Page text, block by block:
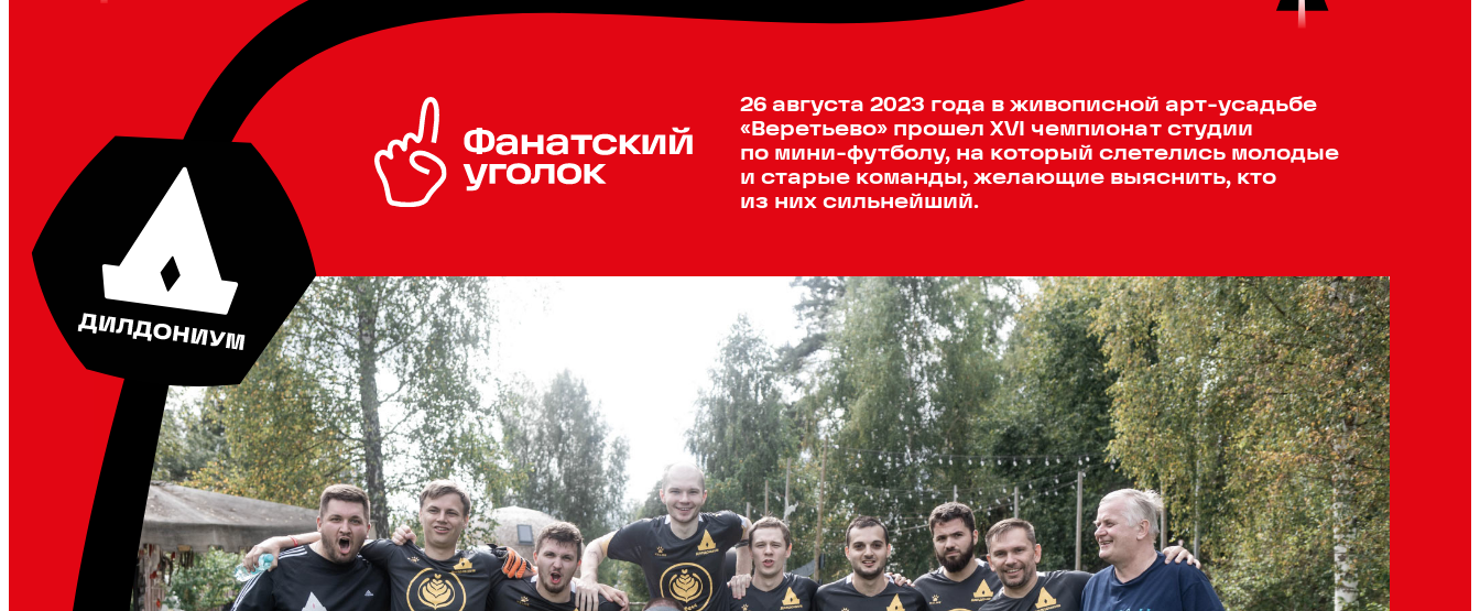
26 августа 2023 года в живописной арт-усадьбе
«Веретьево» прошел XVI чемпионат студии
по мини-футболу, на который слетелись молодые
и старые команды, желающие выяснить, кто
из них сильнейший.